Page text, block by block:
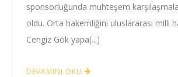
sponsorluğunda muhteşem
oldu. Orta hakemliğini uluslararası milli
Cengiz Gök yapa[...]
DEVAMINI OKU